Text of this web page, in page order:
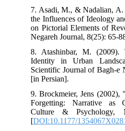
7. Asadi, M., &
the Influences of
on Pictorial
Negareh Journal,
8. Atashinbar, M.
Identity in Urban
Scientific Journal
[in Persian].
9. Brockmeier,
Forgetting:
Culture &
[DOI:10.1177/